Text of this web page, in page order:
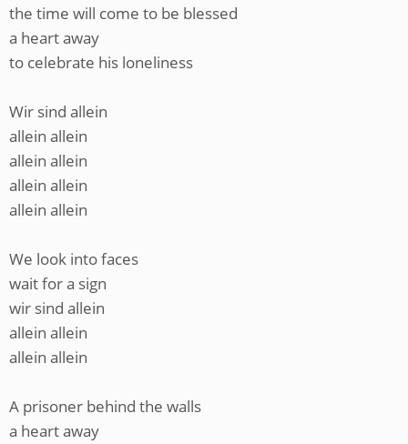
the time will come to be blessed
a heart away
to celebrate his loneliness
Wir sind allein
allein allein
allein allein
allein allein
allein allein
We look into faces
wait for a sign
wir sind allein
allein allein
allein allein
A prisoner behind the walls
a heart away